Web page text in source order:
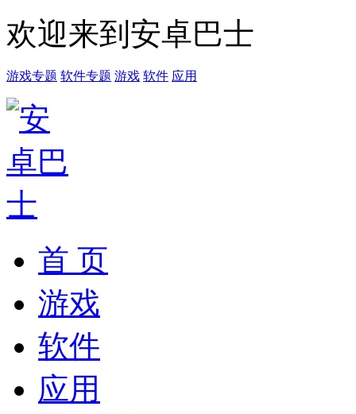
欢迎来到安卓巴士
游戏专题 软件专题 游戏 软件 应用
首 页
游戏
软件
应用